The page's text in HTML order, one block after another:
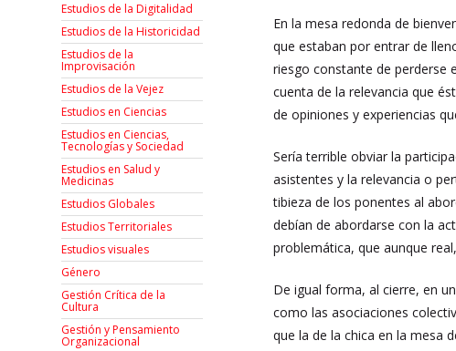
En la mesa redonda de
que estaban por entrar de
riesgo constante de perderse
cuenta de la relevancia que
de opiniones y experiencias
Sería terrible obviar la
asistentes y la relevancia o
tibieza de los ponentes al
debían de abordarse con la
problemática, que aunque
De igual forma, al cierre, en
como las asociaciones
que la de la chica en la mesa
Estudios de la Digitalidad
Estudios de la Historicidad
Estudios de la
Improvisación
Estudios de la Vejez
Estudios en Ciencias
Estudios en Ciencias,
Tecnologías y Sociedad
Estudios en Salud y
Medicinas
Estudios Globales
Estudios Territoriales
Estudios visuales
Género
Gestión Crítica de la
Cultura
Gestión y Pensamiento
Organizacional